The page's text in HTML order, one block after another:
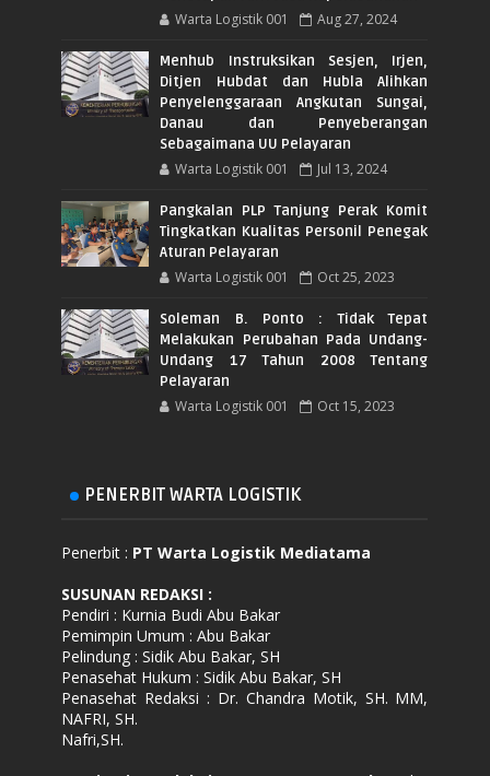
Warta Logistik 001 Aug 27, 2024
Menhub Instruksikan Sesjen, Irjen,
Ditjen Hubdat dan Hubla Alihkan
Penyelenggaraan Angkutan Sungai,
Danau dan Penyeberangan
Sebagaimana UU Pelayaran
Warta Logistik 001 Jul 13, 2024
Pangkalan PLP Tanjung Perak Komit
Tingkatkan Kualitas Personil Penegak
Aturan Pelayaran
Warta Logistik 001 Oct 25, 2023
Soleman B. Ponto : Tidak Tepat
Melakukan Perubahan Pada Undang-
Undang 17 Tahun 2008 Tentang
Pelayaran
Warta Logistik 001 Oct 15, 2023
PENERBIT WARTA LOGISTIK
Penerbit : PT Warta Logistik Mediatama
SUSUNAN REDAKSI :
Pendiri : Kurnia Budi Abu Bakar
Pemimpin Umum : Abu Bakar
Pelindung : Sidik Abu Bakar, SH
Penasehat Hukum : Sidik Abu Bakar, SH
Penasehat Redaksi : Dr. Chandra Motik, SH. MM,
NAFRI, SH.
Nafri,SH.